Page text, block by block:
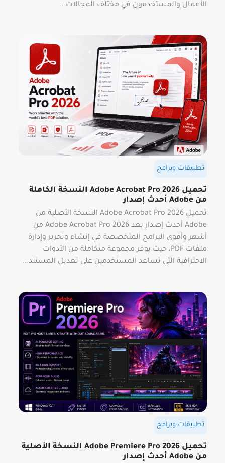
الأعمال والمستخدمون في مختلف المجالات...
تطبيقات وبرامج
تحميل Adobe Acrobat Pro 2026 النسخة الكاملة
من Adobe أحدث إصدار
تحميل Adobe Acrobat Pro 2026 النسخة الأصلية من
Adobe أحدث إصدار يعد Adobe Acrobat Pro 2026 من
أشهر وأقوى البرامج المتخصصة في إنشاء وتحرير وإدارة
ملفات PDF، حيث يوفر مجموعة متكاملة من الأدوات
الاحترافية التي تساعد المستخدمين على تعديل المستند...
تطبيقات وبرامج
تحميل Adobe Premiere Pro 2026 النسخة الأصلية
من Adobe أحدث إصدار